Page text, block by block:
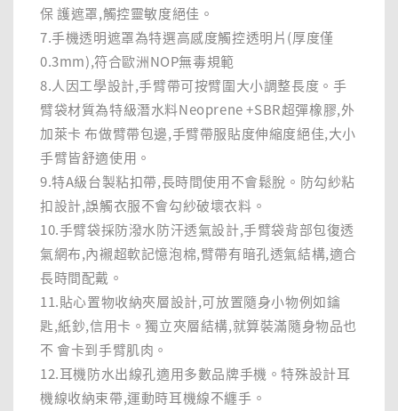
保 護遮罩,觸控靈敏度絕佳。
7.手機透明遮罩為特選高感度觸控透明片(厚度僅
0.3mm),符合歐洲NOP無毒規範
8.人因工學設計,手臂帶可按臂圍大小調整長度。手
臂袋材質為特級潛水料Neoprene +SBR超彈橡膠,外
加萊卡 布做臂帶包邊,手臂帶服貼度伸縮度絕佳,大小
手臂皆舒適使用。
9.特A級台製粘扣帶,長時間使用不會鬆脫。防勾紗粘
扣設計,誤觸衣服不會勾紗破壞衣料。
10.手臂袋採防潑水防汗透氣設計,手臂袋背部包復透
氣網布,內襯超軟記憶泡棉,臂帶有暗孔透氣結構,適合
長時間配戴。
11.貼心置物收納夾層設計,可放置隨身小物例如鑰
匙,紙鈔,信用卡。獨立夾層結構,就算裝滿隨身物品也
不 會卡到手臂肌肉。
12.耳機防水出線孔適用多數品牌手機。特殊設計耳
機線收納束帶,運動時耳機線不纏手。